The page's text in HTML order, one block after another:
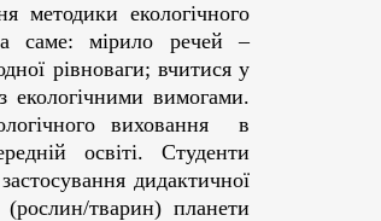
екологічного
саме: мірило речей –
рівноваги; вчитися у
екологічними вимогами.
виховання в
освіті. Студенти
дидактичної
(рослин/тварин) планети